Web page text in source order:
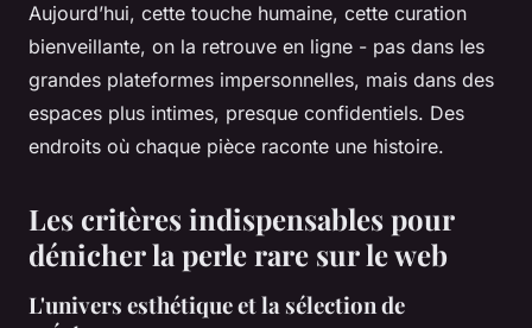
Aujourd’hui, cette touche humaine, cette curation
bienveillante, on la retrouve en ligne - pas dans les
grandes plateformes impersonnelles, mais dans des
espaces plus intimes, presque confidentiels. Des
endroits où chaque pièce raconte une histoire.
Les critères indispensables pour
dénicher la perle rare sur le web
L'univers esthétique et la sélection de